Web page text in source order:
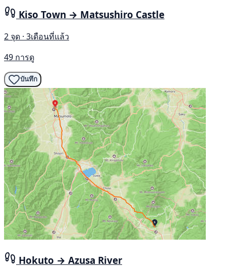
Kiso Town → Matsushiro Castle
2 จุด · 3เดือนที่แล้ว
49 การดู
บันทึก
Hokuto → Azusa River